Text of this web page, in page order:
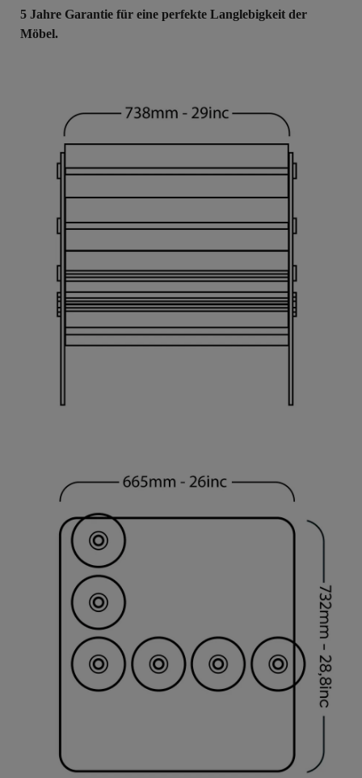
5 Jahre Garantie für eine perfekte Langlebigkeit der
Möbel.